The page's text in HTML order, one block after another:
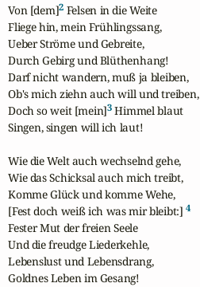
Von [dem]2 Felsen in die Weite
Fliege hin, mein Frühlingssang,
Ueber Ströme und Gebreite,
Durch Gebirg und Blüthenhang!
Darf nicht wandern, muß ja bleiben,
Ob's mich ziehn auch will und treiben,
Doch so weit [mein]3 Himmel blaut
Singen, singen will ich laut!
Wie die Welt auch wechselnd gehe,
Wie das Schicksal auch mich treibt,
Komme Glück und komme Wehe,
[Fest doch weiß ich was mir bleibt:] 4
Fester Mut der freien Seele
Und die freudge Liederkehle,
Lebenslust und Lebensdrang,
Goldnes Leben im Gesang!